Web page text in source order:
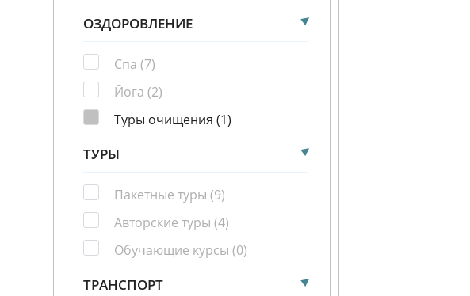
ОЗДОРОВЛЕНИЕ
Спа(7)
Йога(2)
Туры очищения(1)
ТУРЫ
Пакетные туры(9)
Авторские туры(4)
Обучающие курсы(0)
ТРАНСПОРТ